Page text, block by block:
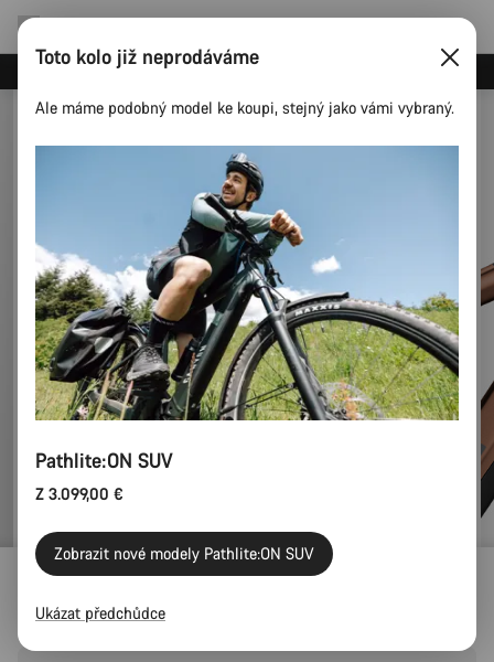
Ušetřete s newsletterem Canyon
Elektrokola E-trekking Pathlite:ON Pathlite:ON SUV
Pathlite:ON 4 SUV
Toto kolo již neprodáváme
Ale máme podobný model ke koupi, stejný jako vámi vybraný.
Pathlite:ON SUV
Z 3.099,00 €
Zobrazit nové modely Pathlite:ON SUV
Ukázat předchůdce